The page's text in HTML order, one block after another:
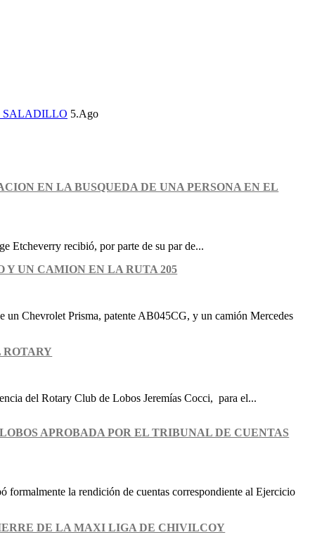
SALADILLO 5.Ago
EN LA BUSQUEDA DE UNA PERSONA EN EL
Etcheverry recibió, por parte de su par de...
Y UN CAMION EN LA RUTA 205
Chevrolet Prisma, patente AB045CG, y un camión Mercedes
ROTARY
del Rotary Club de Lobos Jeremías Cocci, para el...
APROBADA POR EL TRIBUNAL DE CUENTAS
formalmente la rendición de cuentas correspondiente al Ejercicio
DE LA MAXI LIGA DE CHIVILCOY